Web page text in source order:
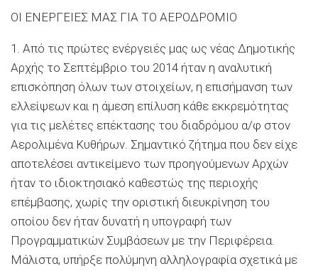
ΟΙ ΕΝΕΡΓΕΙΕΣ ΜΑΣ ΓΙΑ ΤΟ ΑΕΡΟΔΡΟΜΙΟ
1. Από τις πρώτες ενέργειές μας ως νέας Δημοτικής
Αρχής το Σεπτέμβριο του 2014 ήταν η αναλυτική
επισκόπηση όλων των στοιχείων, η επισήμανση των
ελλείψεων και η άμεση επίλυση κάθε εκκρεμότητας
για τις μελέτες επέκτασης του διαδρόμου α/φ στον
Αερολιμένα Κυθήρων. Σημαντικό ζήτημα που δεν είχε
αποτελέσει αντικείμενο των προηγούμενων Αρχών
ήταν το ιδιοκτησιακό καθεστώς της περιοχής
επέμβασης, χωρίς την οριστική διευκρίνηση του
οποίου δεν ήταν δυνατή η υπογραφή των
Προγραμματικών Συμβάσεων με την Περιφέρεια.
Μάλιστα, υπήρξε πολύμηνη αλληλογραφία σχετικά με